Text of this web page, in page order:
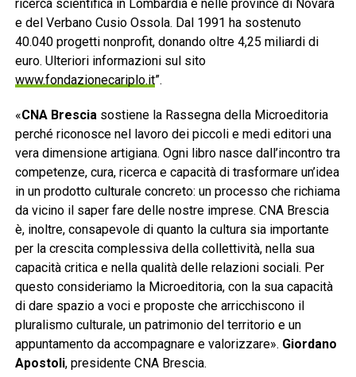
ricerca scientifica in Lombardia e nelle province di Novara
e del Verbano Cusio Ossola. Dal 1991 ha sostenuto
40.040 progetti nonprofit, donando oltre 4,25 miliardi di
euro. Ulteriori informazioni sul sito
www.fondazionecariplo.it”.
«CNA Brescia sostiene la Rassegna della Microeditoria
perché riconosce nel lavoro dei piccoli e medi editori una
vera dimensione artigiana. Ogni libro nasce dall’incontro tra
competenze, cura, ricerca e capacità di trasformare un’idea
in un prodotto culturale concreto: un processo che richiama
da vicino il saper fare delle nostre imprese. CNA Brescia
è, inoltre, consapevole di quanto la cultura sia importante
per la crescita complessiva della collettività, nella sua
capacità critica e nella qualità delle relazioni sociali. Per
questo consideriamo la Microeditoria, con la sua capacità
di dare spazio a voci e proposte che arricchiscono il
pluralismo culturale, un patrimonio del territorio e un
appuntamento da accompagnare e valorizzare». Giordano
Apostoli, presidente CNA Brescia.